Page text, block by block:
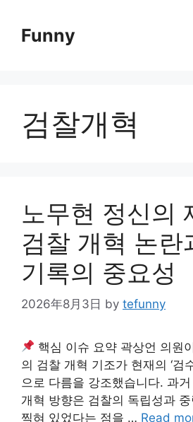
contentFunny
검찰개혁
노무현 정신의
검찰 개혁 논란
기록의 중요성
2026年8月3日 by tefunny
핵심 이슈 요약 곽상언 의원
의 검찰 개혁 기조가 현재의 ‘검
으로 다름을 강조했습니다. 과
개혁 방향은 검찰의 독립성과
찍혀 있었다는 점을 … Read